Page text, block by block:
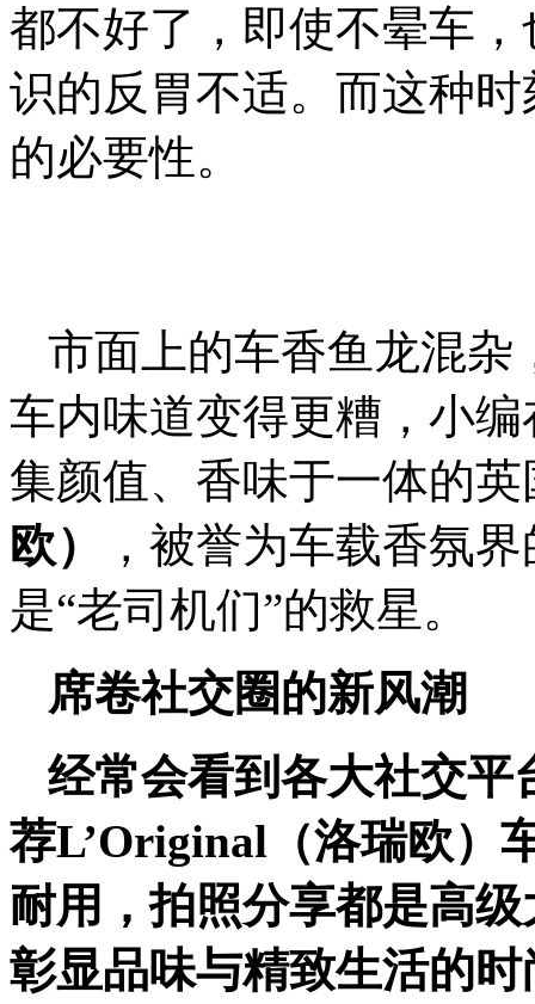
都不好了，即使不晕车
识的反胃不适。而这种
的必要性。
市面上的车香鱼龙混杂
车内味道变得更糟，小
集颜值、香味于一体的英
欧）
，被誉为车载香氛
是“老司机们”的救星。
席卷社交圈的新风潮
经常会看到 各大社交平
荐L’Original（洛瑞欧）
耐用，拍照分享都是高级
彰显品味与精致生活的时